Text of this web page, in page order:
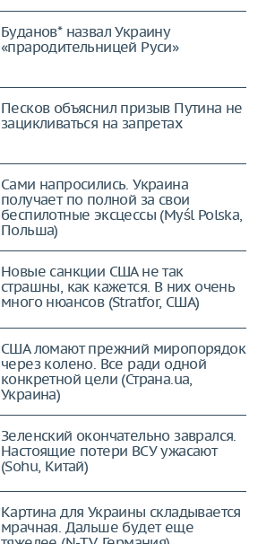
Буданов* назвал Украину
«прародительницей Руси»
Песков объяснил призыв Путина не
зацикливаться на запретах
Сами напросились. Украина
получает по полной за свои
беспилотные эксцессы (Myśl Polska,
Польша)
Новые санкции США не так
страшны, как кажется. В них очень
много нюансов (Stratfor, США)
США ломают прежний миропорядок
через колено. Все ради одной
конкретной цели (Страна.ua,
Украина)
Зеленский окончательно заврался.
Настоящие потери ВСУ ужасают
(Sohu, Китай)
Картина для Украины складывается
мрачная. Дальше будет еще